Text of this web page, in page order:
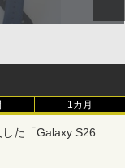
1カ月
た「Galaxy S26